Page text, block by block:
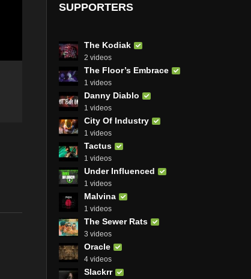
SUPPORTERS
The Kodiak
2 videos
The Floor’s Embrace
1 videos
Danny Diablo
1 videos
City Of Industry
1 videos
Tactus
1 videos
Under Influenced
1 videos
Malvina
1 videos
The Sewer Rats
3 videos
Oracle
4 videos
Slackrr